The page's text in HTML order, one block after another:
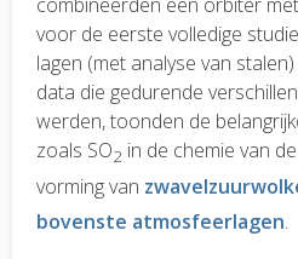
voor de eerste volledige
lagen (met analyse van
data die gedurende
werden, toonden de
zoals SO2 in de chemie van
vorming van
bovenste atmosfeerlagen.